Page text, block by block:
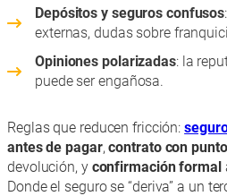
Depósitos y seguros confusos
externas, dudas sobre
Opiniones polarizadas: la
puede ser engañosa.
Reglas que reducen fricción:
antes de pagar,contrato con
devolución, y confirmación formal
Donde el seguro se “deriva” a un